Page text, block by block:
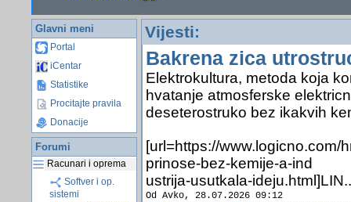
Glavni meni
Portal
iCentar
Statistike
Procitajte pravila
Donacije
Forumi
Racunari i oprema
Softver i op.
sistemi
Vijesti:
Bakrena zica
Elektrokultura, metoda koja
hvatanje atmosferske
deseterostruko bez ikakvih
[url=https://www.logicno.com/
prinose-bez-kemije-a-ind
ustrija-usutkala-
Od Avko, 28.07.2026 09:12